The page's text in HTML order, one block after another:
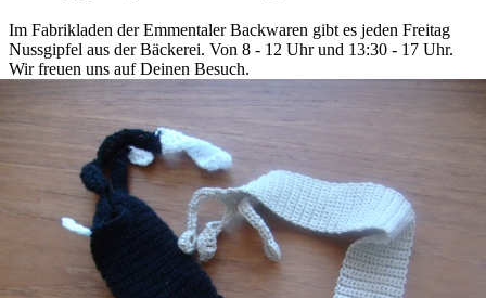
Im Fabrikladen der Emmentaler Backwaren gibt es jeden Freitag
Nussgipfel aus der Bäckerei. Von 8 - 12 Uhr und 13:30 - 17 Uhr.
Wir freuen uns auf Deinen Besuch.